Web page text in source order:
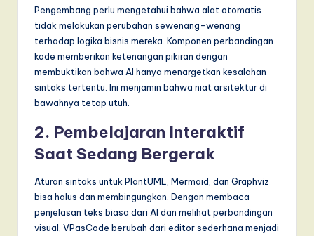
Pengembang perlu mengetahui bahwa alat otomatis
tidak melakukan perubahan sewenang-wenang
terhadap logika bisnis mereka. Komponen perbandingan
kode memberikan ketenangan pikiran dengan
membuktikan bahwa AI hanya menargetkan kesalahan
sintaks tertentu. Ini menjamin bahwa niat arsitektur di
bawahnya tetap utuh.
2. Pembelajaran Interaktif
Saat Sedang Bergerak
Aturan sintaks untuk PlantUML, Mermaid, dan Graphviz
bisa halus dan membingungkan. Dengan membaca
penjelasan teks biasa dari AI dan melihat perbandingan
visual, VPasCode berubah dari editor sederhana menjadi